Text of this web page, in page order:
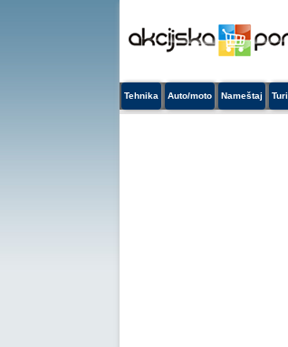
Tehnika Auto/moto Nameštaj